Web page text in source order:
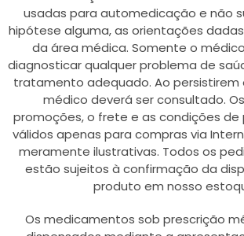
usadas para automedicação e não
hipótese alguma, as orientações
da área médica. Somente o
diagnosticar qualquer problema de
tratamento adequado. Ao persistirem
médico deverá ser consultado.
promoções, o frete e as condições
válidos apenas para compras via
meramente ilustrativas. Todos os
estão sujeitos à confirmação da
produto em nosso
Os medicamentos sob prescrição